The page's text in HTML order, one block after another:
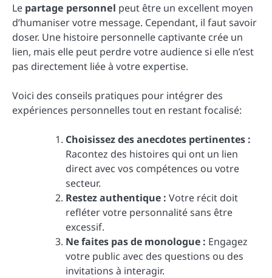
Le partage personnel peut être un excellent moyen
d’humaniser votre message. Cependant, il faut savoir
doser. Une histoire personnelle captivante crée un
lien, mais elle peut perdre votre audience si elle n’est
pas directement liée à votre expertise.
Voici des conseils pratiques pour intégrer des
expériences personnelles tout en restant focalisé:
Choisissez des anecdotes pertinentes :
Racontez des histoires qui ont un lien
direct avec vos compétences ou votre
secteur.
Restez authentique : Votre récit doit
refléter votre personnalité sans être
excessif.
Ne faites pas de monologue : Engagez
votre public avec des questions ou des
invitations à interagir.